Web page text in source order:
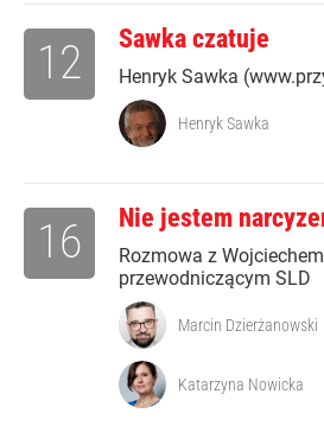
Sawka czatuje
Henryk Sawka
12
Henryk Sawka
Nie jestem
Rozmowa z
przewodniczącym SLD
16
Marcin Dzierżanowski
Katarzyna Nowicka